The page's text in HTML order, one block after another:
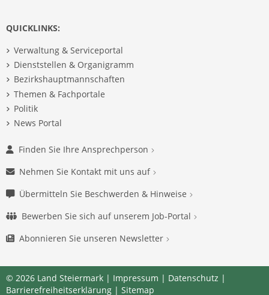
QUICKLINKS:
Verwaltung & Serviceportal
Dienststellen & Organigramm
Bezirkshauptmannschaften
Themen & Fachportale
Politik
News Portal
Finden Sie Ihre Ansprechperson
Nehmen Sie Kontakt mit uns auf
Übermitteln Sie Beschwerden & Hinweise
Bewerben Sie sich auf unserem Job-Portal
Abonnieren Sie unseren Newsletter
© 2026 Land Steiermark | Impressum | Datenschutz |
Barrierefreiheitserklärung | Sitemap